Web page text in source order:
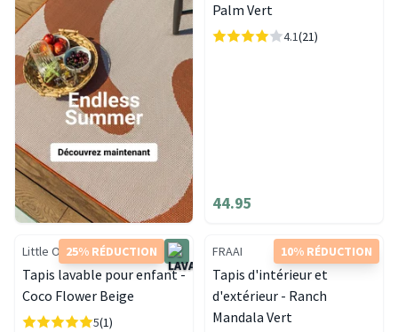
Palm Vert
4.1(21)
44.95
25% RÉDUCTION
Little Olly
Tapis lavable pour enfant -
Coco Flower Beige
5(1)
10% RÉDUCTION
FRAAI
Tapis d'intérieur et
d'extérieur - Ranch
Mandala Vert